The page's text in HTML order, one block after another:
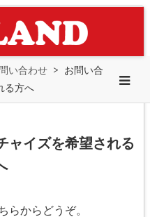
い合わせ > お問い合
る方へ
ャイズを希望される
らからどうぞ。